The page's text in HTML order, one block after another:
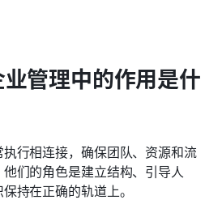
管理中的作用是什
行相连接，确保团队、资源和流
们的角色是建立结构、引导人
持在正确的轨道上。